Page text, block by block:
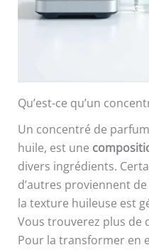
Qu’est-ce qu’un
Un concentré de
huile, est une
divers ingrédients.
d’autres proviennent
la texture huileuse est
Vous trouverez plus de
Pour la transformer en